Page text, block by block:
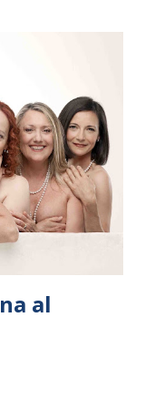
per il secondo anno
di applaudire i
per la quarta
Järvi (affiancato
al